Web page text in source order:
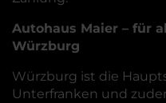
Autohaus Maier – für
Würzburg
Würzburg ist die
Unterfranken und